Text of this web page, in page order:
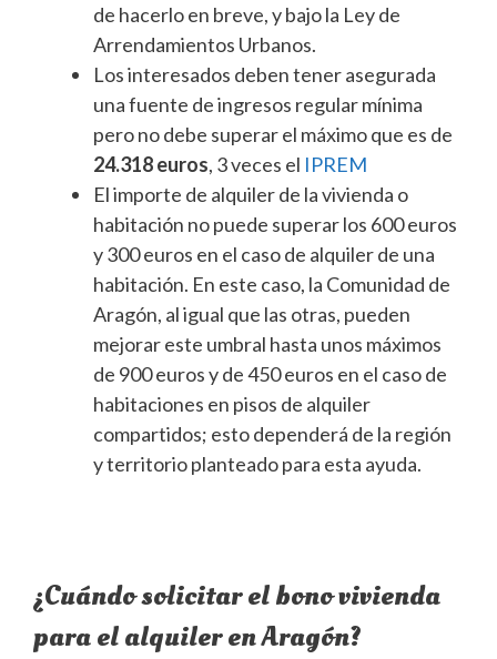
de hacerlo en breve, y bajo la Ley de
Arrendamientos Urbanos.
Los interesados deben tener asegurada
una fuente de ingresos regular mínima
pero no debe superar el máximo que es de
24.318 euros, 3 veces el IPREM
El importe de alquiler de la vivienda o
habitación no puede superar los 600 euros
y 300 euros en el caso de alquiler de una
habitación. En este caso, la Comunidad de
Aragón, al igual que las otras, pueden
mejorar este umbral hasta unos máximos
de 900 euros y de 450 euros en el caso de
habitaciones en pisos de alquiler
compartidos; esto dependerá de la región
y territorio planteado para esta ayuda.
¿Cuándo solicitar el bono vivienda
para el alquiler en Aragón?